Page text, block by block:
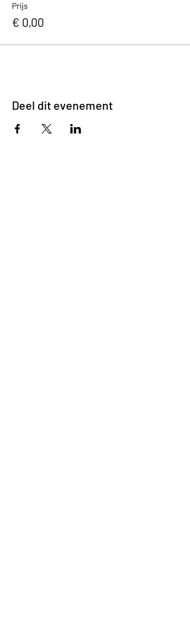
Prijs
€ 0,00
Deel dit evenement